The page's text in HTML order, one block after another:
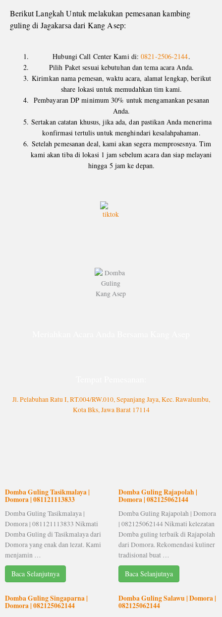
Berikut Langkah Untuk melakukan pemesanan kambing
guling di Jagakarsa dari Kang Asep:
Hubungi Call Center Kami di:0821-2506-2144.
Pilih Paket sesuai kebutuhan dan tema acara Anda.
Kirimkan nama pemesan, waktu acara, alamat lengkap, berikut
share lokasi untuk memudahkan tim kami.
Pembayaran DP minimum 30% untuk mengamankan pesanan
Anda.
Sertakan catatan khusus, jika ada, dan pastikan Anda menerima
konfirmasi tertulis untuk menghindari kesalahpahaman.
Setelah pemesanan deal, kami akan segera memprosesnya. Tim
kami akan tiba di lokasi 1 jam sebelum acara dan siap melayani
hingga 5 jam ke depan.
Jl. Pelabuhan Ratu I, RT.004/RW.010, Sepanjang Jaya, Kec. Rawalumbu,
Kota Bks, Jawa Barat 17114
Domba Guling Tasikmalaya |
Domora | 081121113833
Domba Guling Tasikmalaya |
Domora | 081121113833 Nikmati
Domba Guling di Tasikmalaya dari
Domora yang enak dan lezat. Kami
menjamin …
Baca Selanjutnya
Domba Guling Rajapolah |
Domora | 082125062144
Domba Guling Rajapolah | Domora
| 082125062144 Nikmati kelezatan
Domba guling terbaik di Rajapolah
dari Domora. Rekomendasi kuliner
tradisional buat …
Baca Selanjutnya
Domba Guling Singaparna |
Domora | 082125062144
Domba Guling Salawu | Domora |
082125062144